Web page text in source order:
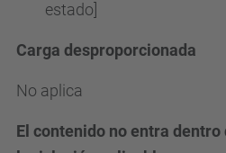
estado]
Carga desproporcionada
No aplica
El contenido no entra